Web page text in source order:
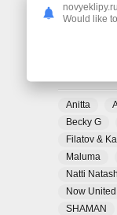
Anitta
Becky G
Filatov &
Maluma
Natti
Now United
SHAMAN
novyeklipy.ru
Would like